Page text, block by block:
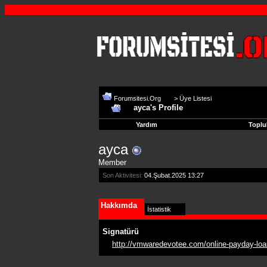
Forumsitesi.Org > Üye Listesi
ayca's Profile
Yardım
ayca
Member
Son Aktivitesi: 04.Şubat.2025 13:27
Hakkımda İstatistik
Signatürü
http://vmwaredevotee.com/online-payday-